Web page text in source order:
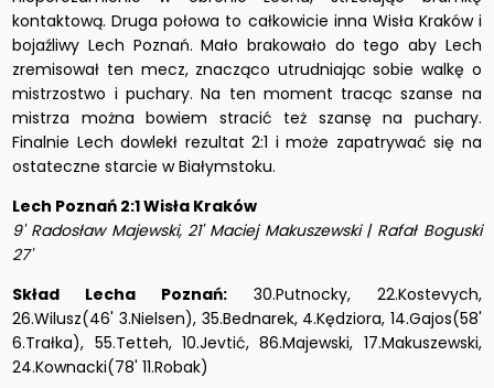
kontaktową. Druga połowa to całkowicie inna Wisła Kraków i
bojaźliwy Lech Poznań. Mało brakowało do tego aby Lech
zremisował ten mecz, znacząco utrudniając sobie walkę o
mistrzostwo i puchary. Na ten moment tracąc szanse na
mistrza można bowiem stracić też szansę na puchary.
Finalnie Lech dowlekł rezultat 2:1 i może zapatrywać się na
ostateczne starcie w Białymstoku.
Lech Poznań 2:1 Wisła Kraków
9' Radosław Majewski, 21' Maciej Makuszewski | Rafał Boguski
27'
Skład Lecha Poznań: 30.Putnocky, 22.Kostevych,
26.Wilusz(46' 3.Nielsen), 35.Bednarek, 4.Kędziora, 14.Gajos(58'
6.Trałka), 55.Tetteh, 10.Jevtić, 86.Majewski, 17.Makuszewski,
24.Kownacki(78' 11.Robak)